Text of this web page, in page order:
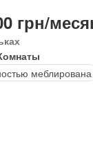
грн/
меблирована